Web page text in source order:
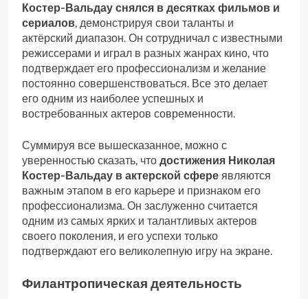
Костер-Вальдау снялся в десятках фильмов и
сериалов, демонстрируя свои таланты и
актёрский диапазон. Он сотрудничал с известными
режиссерами и играл в разных жанрах кино, что
подтверждает его профессионализм и желание
постоянно совершенствоваться. Все это делает
его одним из наиболее успешных и
востребованных актеров современности.
Суммируя все вышесказанное, можно с
уверенностью сказать, что достижения Николая
Костер-Вальдау в актерской сфере являются
важным этапом в его карьере и признаком его
профессионализма. Он заслуженно считается
одним из самых ярких и талантливых актеров
своего поколения, и его успехи только
подтверждают его великолепную игру на экране.
Филантропическая деятельность